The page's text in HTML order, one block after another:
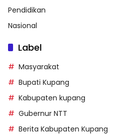
Pendidikan
Nasional
Label
Masyarakat
Bupati Kupang
Kabupaten kupang
Gubernur NTT
Berita Kabupaten Kupang